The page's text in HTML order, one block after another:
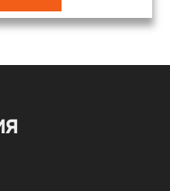
и безопасным
от
физическим или
вас есть